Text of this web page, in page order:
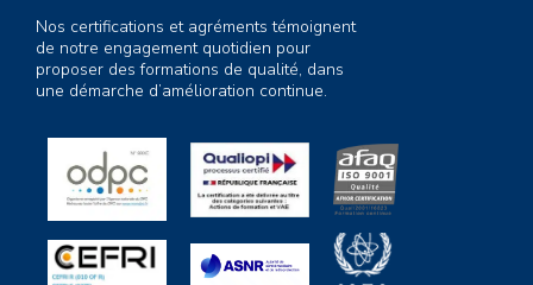
Nos certifications et agréments témoignent
de notre engagement quotidien pour
proposer des formations de qualité, dans
une démarche d’amélioration continue.